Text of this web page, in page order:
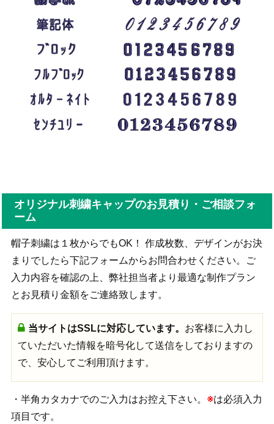
オリジナル刺繍キャップのお見積り・ご相談フォ
ーム
帽子刺繍は１枚からでもOK！ 作成枚数、デザインがお決
まりでしたら下記フォームからお問合わせください。ご
入力内容を確認の上、弊社担当者より最適な制作プラン
とお見積り金額をご連絡致します。
当サイトはSSLに対応しています。 お客様に入力し
ていただいた情報を暗号化して送信をしておりますの
で、安心してご利用頂けます。
・半角カタカナでのご入力はお控え下さい。 ※は必須入力
項目です。